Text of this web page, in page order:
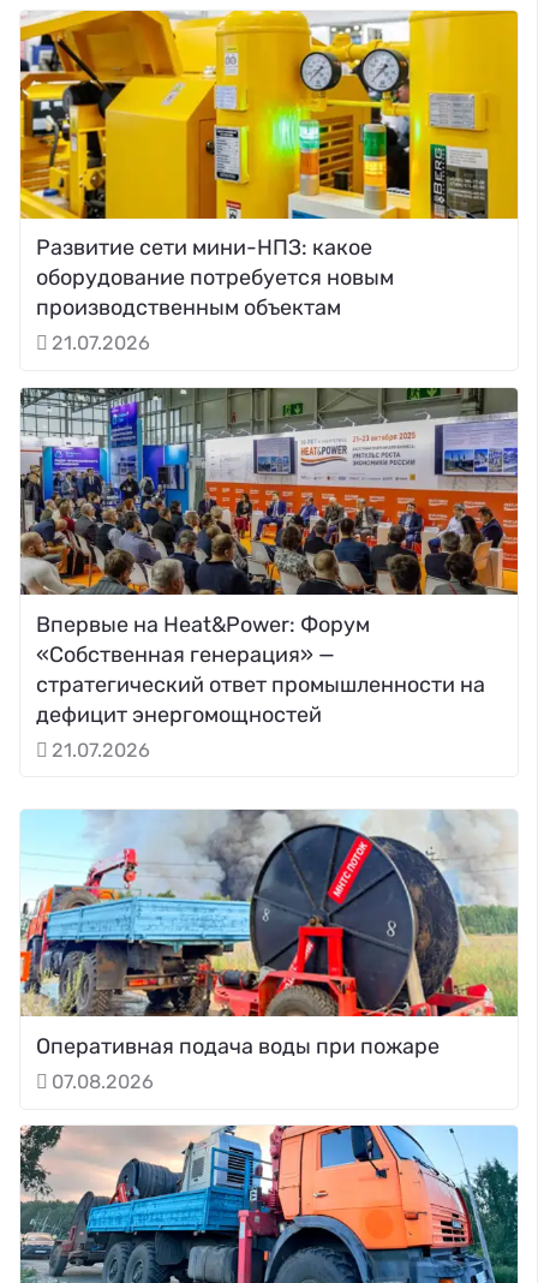
Развитие сети мини-НПЗ: какое
оборудование потребуется новым
производственным объектам
21.07.2026
Впервые на Heat&Power: Форум
«Собственная генерация» —
стратегический ответ промышленности на
дефицит энергомощностей
21.07.2026
Оперативная подача воды при пожаре
07.08.2026